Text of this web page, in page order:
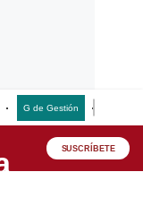
G de Gestión
SUSCRÍBETE